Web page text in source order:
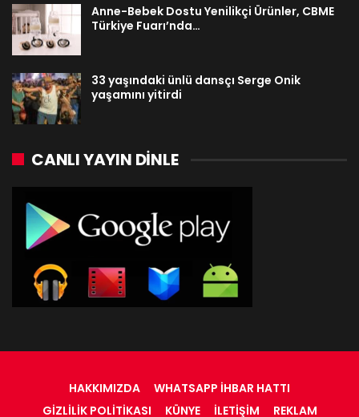
Anne-Bebek Dostu Yenilikçi Ürünler, CBME
Türkiye Fuarı’nda…
33 yaşındaki ünlü dansçı Serge Onik
yaşamını yitirdi
CANLI YAYIN DINLE
HAKKIMIZDA
WHATSAPP İHBAR HATTI
GIZLILIK POLITIKASI
KÜNYE İLETIŞIM REKLAM